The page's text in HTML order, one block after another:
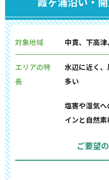
対象地域 中貫、下高
エリアの特
長
水辺に近く
多い
塩害や湿気
インと自然
ご要望